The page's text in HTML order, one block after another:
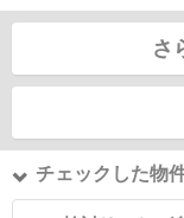
さ
チェックした物